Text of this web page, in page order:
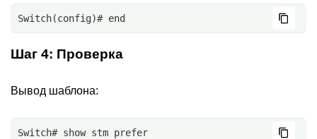
Switch(config)# end
Шаг 4: Проверка
Вывод шаблона:
Switch# show stm prefer